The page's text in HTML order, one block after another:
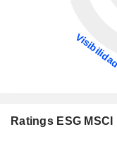
Ratings ESG MSCI